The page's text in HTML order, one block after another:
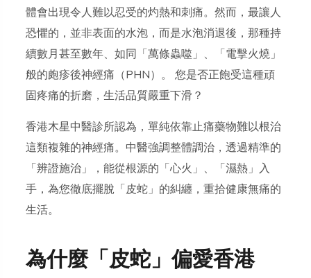
體會出現令人難以忍受的灼熱和刺痛。然而，最讓人
恐懼的，並非表面的水泡，而是水泡消退後，那種持
續數月甚至數年、如同「萬條蟲噬」、「電擊火燒」
般的皰疹後神經痛（PHN）。 您是否正飽受這種頑
固疼痛的折磨，生活品質嚴重下滑？
香港木星中醫診所認為，單純依靠止痛藥物難以根治
這類複雜的神經痛。中醫強調整體調治，透過精準的
「辨證施治」，能從根源的「心火」、「濕熱」入
手，為您徹底擺脫「皮蛇」的糾纏，重拾健康無痛的
生活。
為什麼「皮蛇」偏愛香港